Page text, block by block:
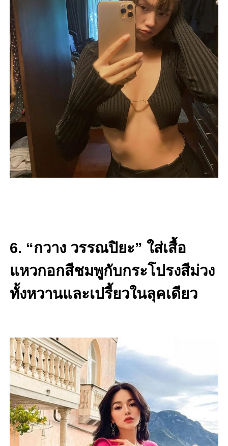
6. “กวาง วรรณปิยะ” ใส่เสื้อ
แหวกอกสีชมพูกับกระโปรงสีม่วง
ทั้งหวานและเปรี้ยวในลุคเดียว